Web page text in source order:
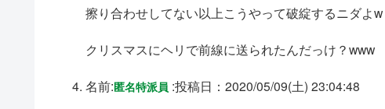
擦り合わせしてない以上こうやって破綻するニダよw
クリスマスにヘリで前線に送られたんだっけ？www
名前:匿名特派員 :投稿日：2020/05/09(土) 23:04:48